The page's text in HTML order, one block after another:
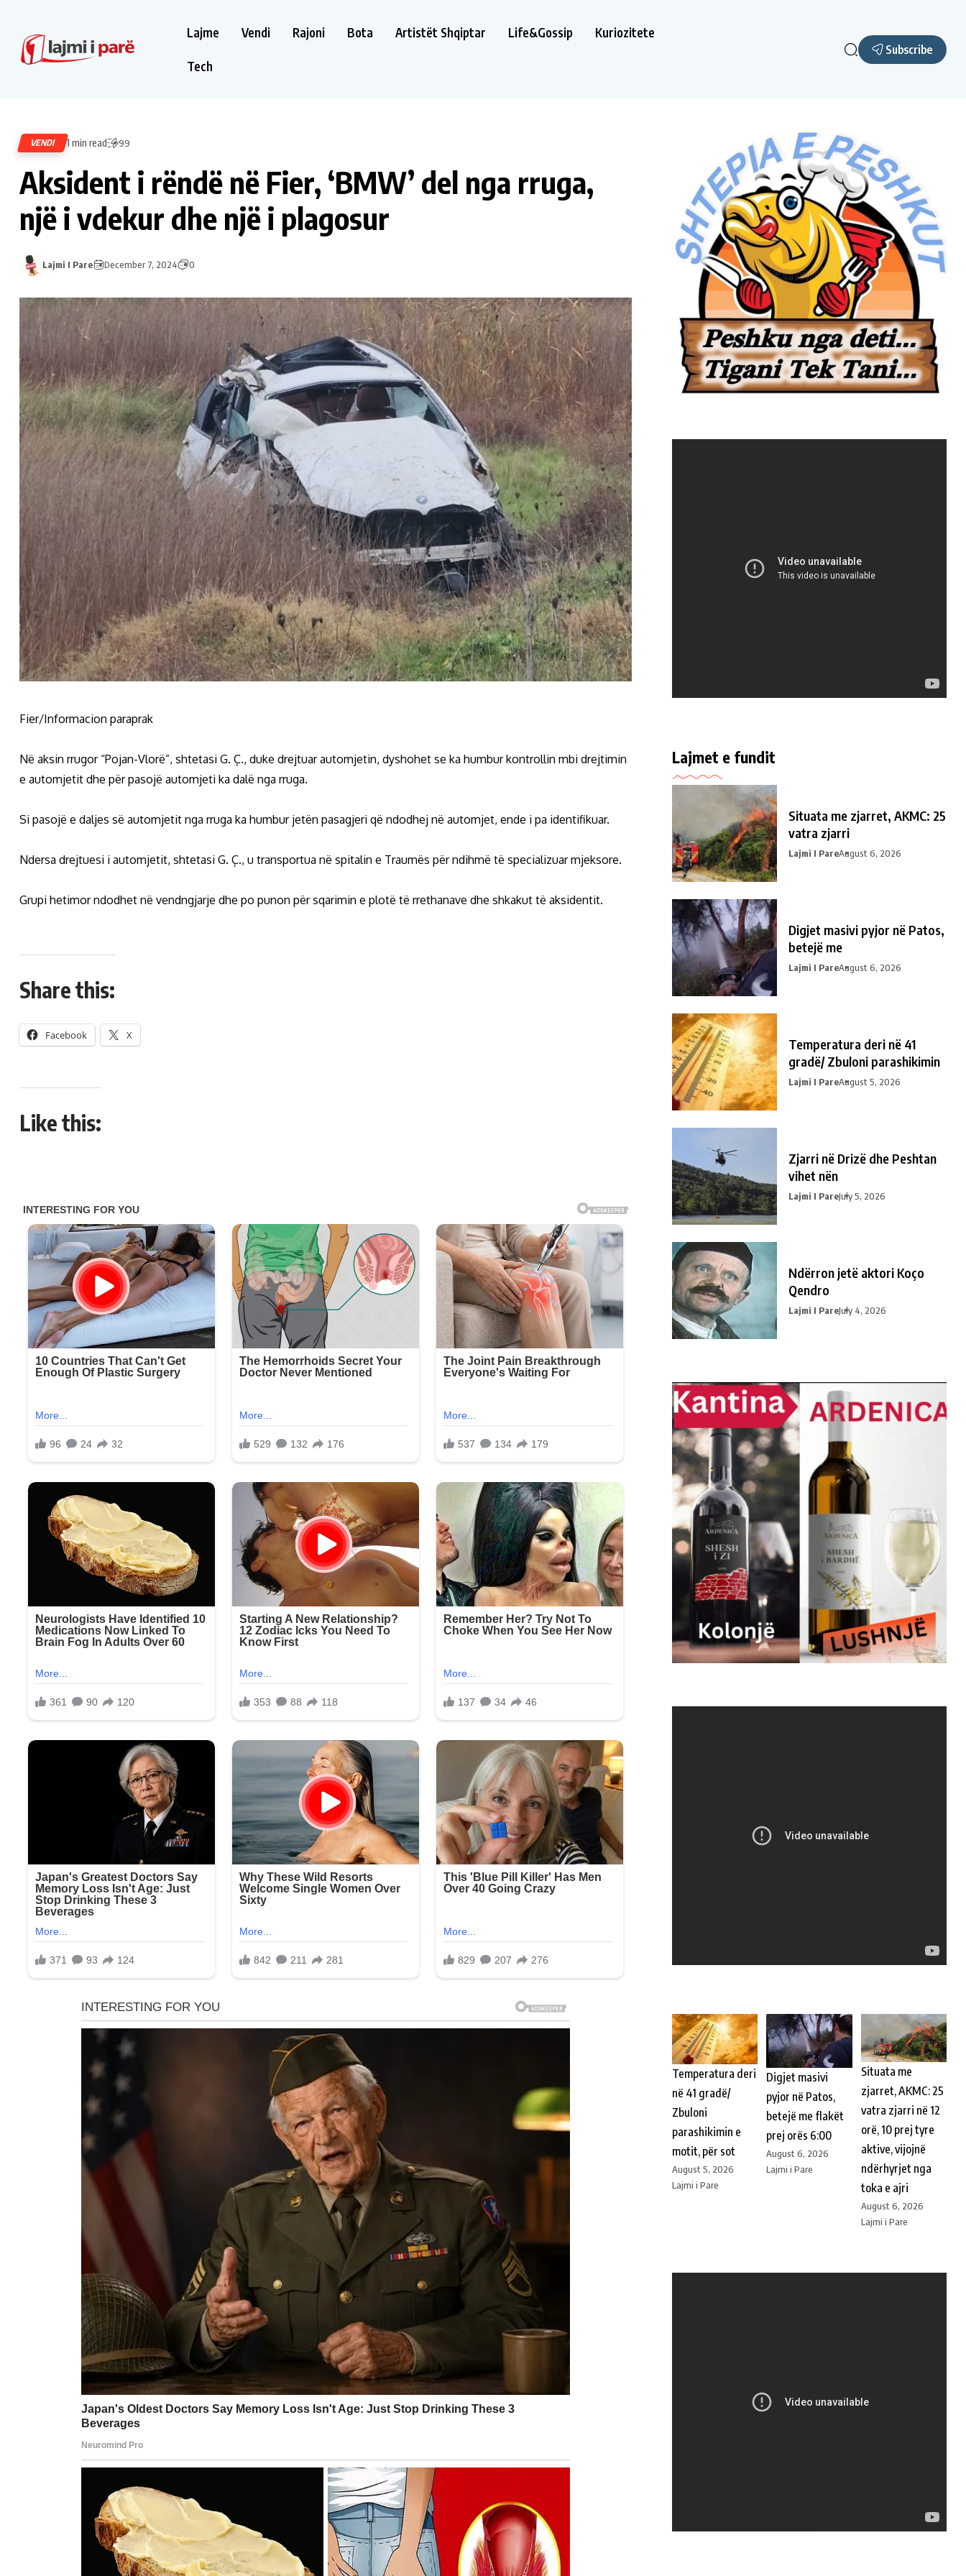
Lajme Vendi Rajoni Bota Artistët Shqiptar Life&Gossip Kuriozitete
Tech
Subscribe
VENDI 1 min read 99
Aksident i rëndë në Fier, ‘BMW’ del nga rruga,
një i vdekur dhe një i plagosur
Lajmi I Pare December 7, 2024 0
Fier/Informacion paraprak
Në aksin rrugor “Pojan-Vlorë”, shtetasi G. Ç., duke drejtuar automjetin, dyshohet se ka humbur kontrollin mbi drejtimin
e automjetit dhe për pasojë automjeti ka dalë nga rruga.
Si pasojë e daljes së automjetit nga rruga ka humbur jetën pasagjeri që ndodhej në automjet, ende i pa identifikuar.
Ndersa drejtuesi i automjetit, shtetasi G. Ç., u transportua në spitalin e Traumës për ndihmë të specializuar mjeksore.
Grupi hetimor ndodhet në vendngjarje dhe po punon për sqarimin e plotë të rrethanave dhe shkakut të aksidentit.
Share this:
Facebook X
Like this:
Lajmet e fundit
Situata me zjarret, AKMC: 25
vatra zjarri
Lajmi I PareAugust 6, 2026
Digjet masivi pyjor në Patos,
betejë me
Lajmi I PareAugust 6, 2026
Temperatura deri në 41
gradë/ Zbuloni parashikimin
Lajmi I PareAugust 5, 2026
Zjarri në Drizë dhe Peshtan
vihet nën
Lajmi I PareJuly 5, 2026
Ndërron jetë aktori Koço
Qendro
Lajmi I PareJuly 4, 2026
Temperatura deri
në 41 gradë/
Zbuloni
parashikimin e
motit, për sot
August 5, 2026
Lajmi i Pare
Digjet masivi
pyjor në Patos,
betejë me flakët
prej orës 6:00
August 6, 2026
Lajmi i Pare
Situata me
zjarret, AKMC: 25
vatra zjarri në 12
orë, 10 prej tyre
aktive, vijojnë
ndërhyrjet nga
toka e ajri
August 6, 2026
Lajmi i Pare